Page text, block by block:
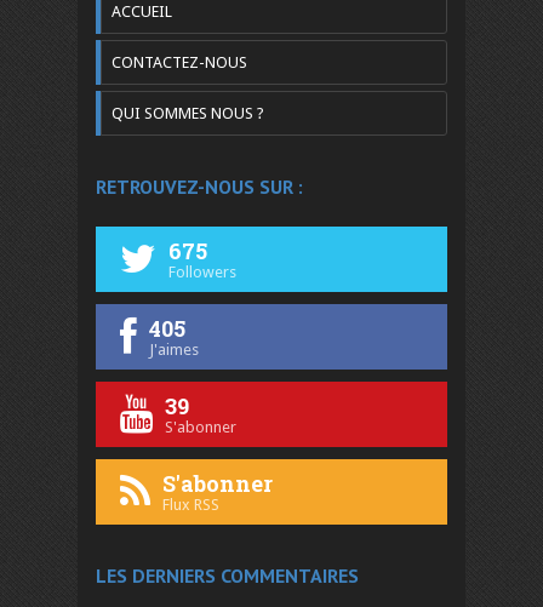
ACCUEIL
CONTACTEZ-NOUS
QUI SOMMES NOUS ?
RETROUVEZ-NOUS SUR :
675
Followers
405
J'aimes
39
S'abonner
S'abonner
Flux RSS
LES DERNIERS COMMENTAIRES